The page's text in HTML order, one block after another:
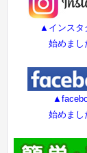
▲インスタ
始めまし
始めまし